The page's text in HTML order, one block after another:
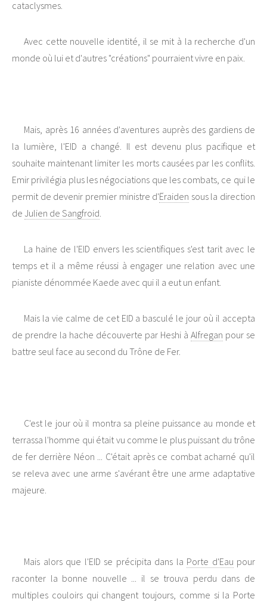
cataclysmes.
Avec cette nouvelle identité, il se mit à la recherche d'un
monde où lui et d'autres "créations" pourraient vivre en paix.
Mais, après 16 années d'aventures auprès des gardiens de
la lumière, l'EID a changé. Il est devenu plus pacifique et
souhaite maintenant limiter les morts causées par les conflits.
Emir privilégia plus les négociations que les combats, ce qui le
permit de devenir premier ministre d'Ëraiden sous la direction
de Julien de Sangfroid.
La haine de l'EID envers les scientifiques s'est tarit avec le
temps et il a même réussi à engager une relation avec une
pianiste dénommée Kaede avec qui il a eut un enfant.
Mais la vie calme de cet EID a basculé le jour où il accepta
de prendre la hache découverte par Heshi à Alfregan pour se
battre seul face au second du Trône de Fer.
C'est le jour où il montra sa pleine puissance au monde et
terrassa l'homme qui était vu comme le plus puissant du trône
de fer derrière Néon ... C'était après ce combat acharné qu'il
se releva avec une arme s'avérant être une arme adaptative
majeure.
Mais alors que l'EID se précipita dans la Porte d'Eau pour
raconter la bonne nouvelle ... il se trouva perdu dans de
multiples couloirs qui changent toujours, comme si la Porte